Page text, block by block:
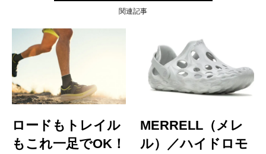
関連記事
ロードもトレイル
もこれ一足でOK！
MERRELL（メレ
ル）／ハイドロモ